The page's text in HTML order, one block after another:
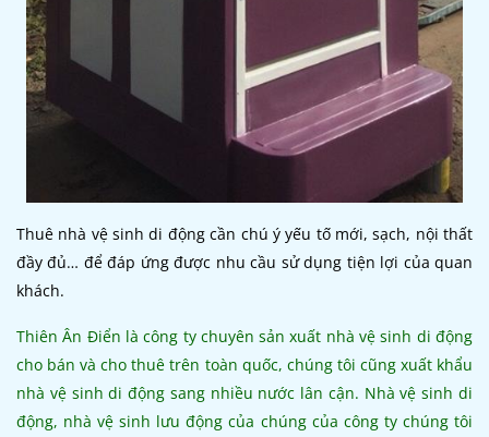
Thuê nhà vệ sinh di động cần chú ý yếu tố mới, sạch, nội thất
đầy đủ… để đáp ứng được nhu cầu sử dụng tiện lợi của quan
khách.
Thiên Ân Điển là công ty chuyên sản xuất nhà vệ sinh di động
cho bán và cho thuê trên toàn quốc, chúng tôi cũng xuất khẩu
nhà vệ sinh di động sang nhiều nước lân cận. Nhà vệ sinh di
động, nhà vệ sinh lưu động của chúng của công ty chúng tôi